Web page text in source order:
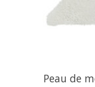
Peau de